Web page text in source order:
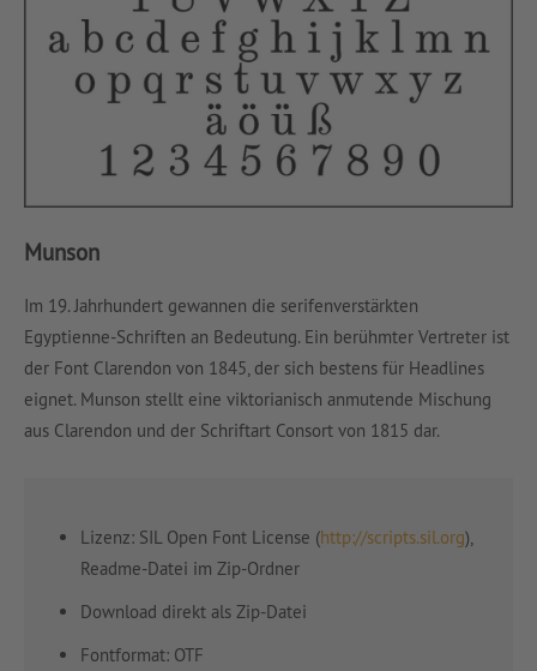
Munson
Im 19. Jahrhundert gewannen die serifenverstärkten
Egyptienne-Schriften an Bedeutung. Ein berühmter Vertreter ist
der Font Clarendon von 1845, der sich bestens für Headlines
eignet. Munson stellt eine viktorianisch anmutende Mischung
aus Clarendon und der Schriftart Consort von 1815 dar.
Lizenz: SIL Open Font License (http://scripts.sil.org),
Readme-Datei im Zip-Ordner
Download direkt als Zip-Datei
Fontformat: OTF